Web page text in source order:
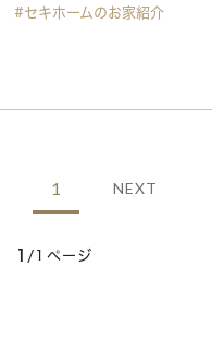
#セキホームのお家紹介
1 NEXT
1 /1ページ